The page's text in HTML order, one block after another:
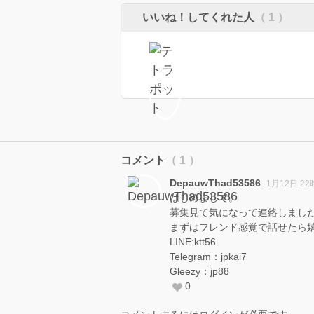
いいね！してくれた人 （ 1 ）
コメント （ 1 ）
DepauwThad53586 1月12日 22
はじめまして。
募集見て気になって連絡しました
まずはフレンド感覚で話せたら
LINE:ktt56
Telegram：jpkai7
Gleezy：jp88
0